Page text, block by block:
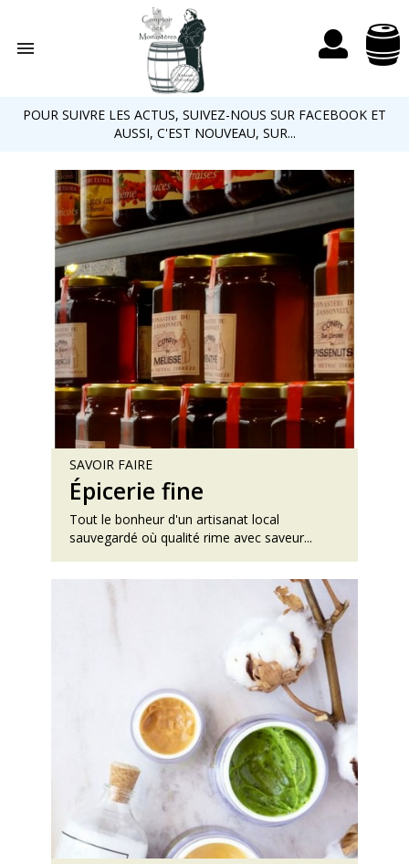

POUR SUIVRE LES ACTUS, SUIVEZ-NOUS SUR FACEBOOK ET
AUSSI, C'EST NOUVEAU, SUR...
SAVOIR FAIRE
Épicerie fine
Tout le bonheur d'un artisanat local
sauvegardé où qualité rime avec saveur...